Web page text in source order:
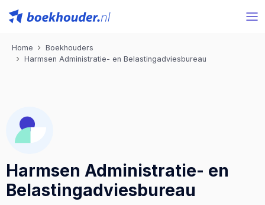
Home
Boekhouders
Harmsen Administratie- en Belastingadviesbureau
Harmsen Administratie- en
Belastingadviesbureau